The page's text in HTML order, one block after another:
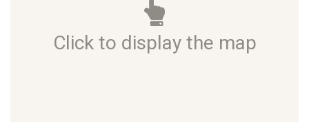
Click to display the map